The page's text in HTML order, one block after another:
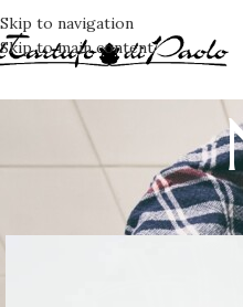
Skip to navigation
Skip to main content